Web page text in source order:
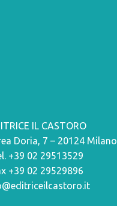
IL CASTORO
Doria, 7 – 20124 Milano
+39 02 29513529
+39 02 29529896